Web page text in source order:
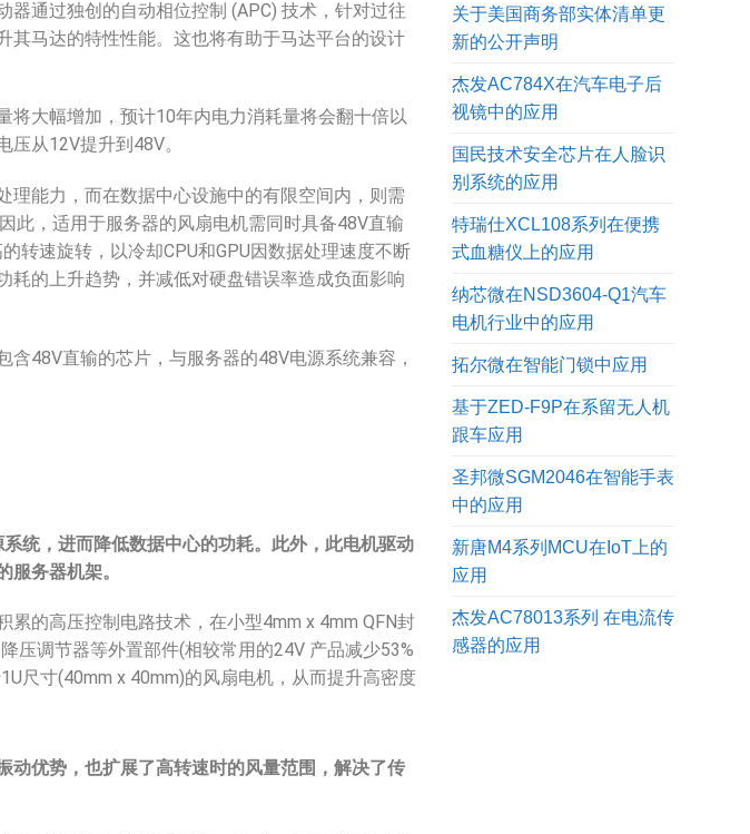
通过独创的自动相位控制 (APC) 技术，针对过往
其马达的特性性能。这也将有助于马达平台的设计
将大幅增加，预计10年内电力消耗量将会翻十倍以
从12V提升到48V。
理能力，而在数据中心设施中的有限空间内，则需
此，适用于服务器的风扇电机需同时具备48V直输
转速旋转，以冷却CPU和GPU因数据处理速度不断
耗的上升趋势，并减低对硬盘错误率造成负面影响
48V直输的芯片，与服务器的48V电源系统兼容，
系统，进而降低数据中心的功耗。此外，此电机驱动
服务器机架。
的高压控制电路技术，在小型4mm x 4mm QFN封
压调节器等外置部件(相较常用的24V 产品减少53%
尺寸(40mm x 40mm)的风扇电机，从而提升高密度
动优势，也扩展了高转速时的风量范围，解决了传
关于美国商务部实体清单更
新的公开声明
杰发AC784X在汽车电子后
视镜中的应用
国民技术安全芯片在人脸识
别系统的应用
特瑞仕XCL108系列在便携
式血糖仪上的应用
纳芯微在NSD3604-Q1汽车
电机行业中的应用
拓尔微在智能门锁中应用
基于ZED-F9P在系留无人机
跟车应用
圣邦微SGM2046在智能手表
中的应用
新唐M4系列MCU在IoT上的
应用
杰发AC78013系列 在电流传
感器的应用